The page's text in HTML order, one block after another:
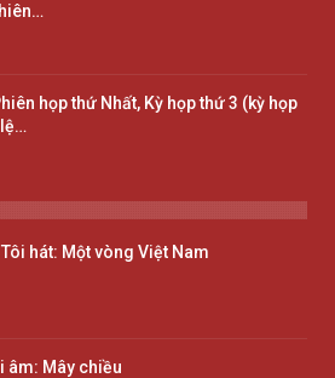
họp thứ Nhất, Kỳ họp thứ 3 (kỳ họp
hát: Một vòng Việt Nam
âm: Mây chiều